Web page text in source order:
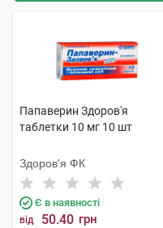
Папаверин Здоров'я
таблетки 10 мг 10 шт
Здоров'я ФК
Є в наявності
від 50.40 грн